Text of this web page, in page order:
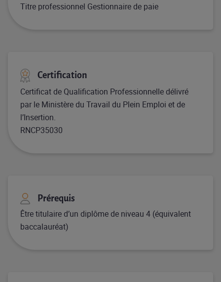
Titre professionnel Gestionnaire de paie
Certification
Certificat de Qualification Professionnelle délivré
par le Ministère du Travail du Plein Emploi et de
l’Insertion.
RNCP35030
Prérequis
Être titulaire d’un diplôme de niveau 4 (équivalent
baccalauréat)